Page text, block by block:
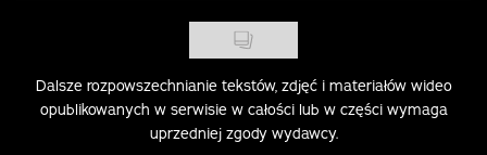
Dalsze rozpowszechnianie tekstów, zdjęć i materiałów wideo
opublikowanych w serwisie w całości lub w części wymaga
uprzedniej zgody wydawcy.